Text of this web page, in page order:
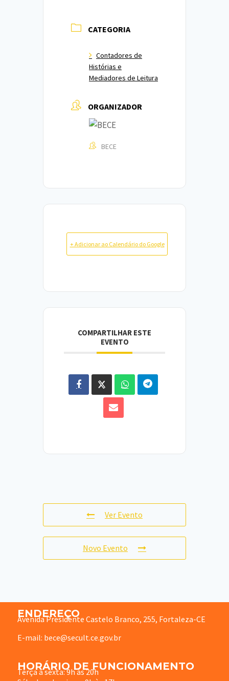
CATEGORIA
Contadores de
Histórias e
Mediadores de Leitura
ORGANIZADOR
BECE
+ Adicionar ao Calendário do Google
COMPARTILHAR ESTE
EVENTO
Ver Evento
Novo Evento
ENDEREÇO
Avenida Presidente Castelo Branco, 255, Fortaleza-CE
E-mail: bece@secult.ce.gov.br
HORÁRIO DE FUNCIONAMENTO
Terça à sexta: 9h às 20h